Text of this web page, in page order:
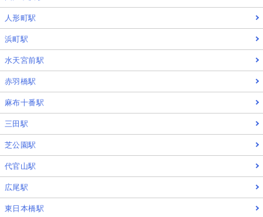
人形町駅
浜町駅
水天宮前駅
赤羽橋駅
麻布十番駅
三田駅
芝公園駅
代官山駅
広尾駅
東日本橋駅